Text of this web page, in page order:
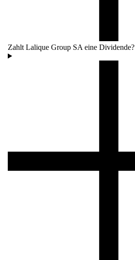
Zahlt Lalique Group SA eine Dividende?